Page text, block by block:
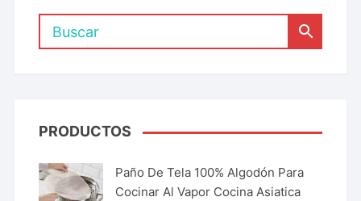
PRODUCTOS
Paño De Tela 100% Algodón Para
Cocinar Al Vapor Cocina Asiatica